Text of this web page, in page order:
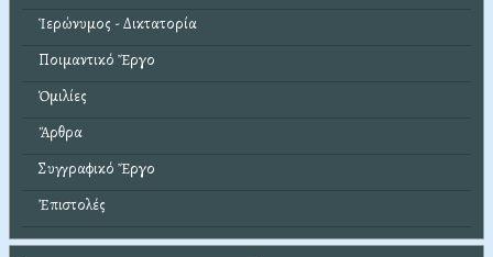
Ἱερώνυμος - Δικτατορία
Ποιμαντικό Ἔργο
Ὁμιλίες
Ἄρθρα
Συγγραφικό Ἔργο
Ἐπιστολές